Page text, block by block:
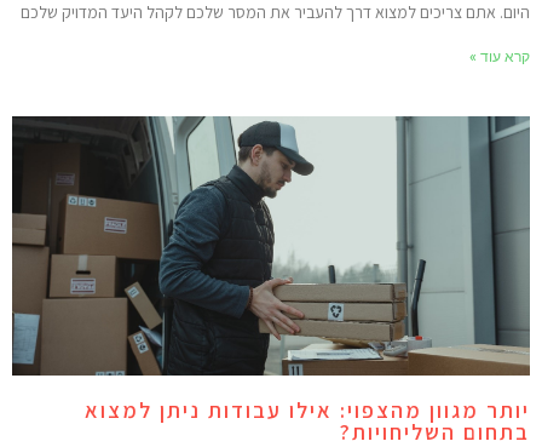
אתם צריכים למצוא דרך להעביר את המסר שלכם לקהל היעד המדויק שלכם
עוד »
מגוון מהצפוי: אילו עבודות ניתן למצוא
השליחויות?